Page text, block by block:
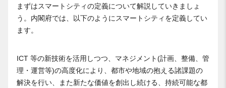
まずはスマートシティの定義について解説していきましょ
う。内閣府では、以下のようにスマートシティを定義してい
ます。
ICT 等の新技術を活用しつつ、マネジメント(計画、整備、管
理・運営等)の高度化により、都市や地域の抱える諸課題の
解決を行い、また新たな価値を創出し続ける、持続可能な都